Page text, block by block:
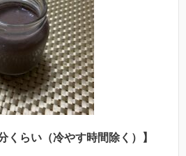
くらい（冷やす時間除く）】